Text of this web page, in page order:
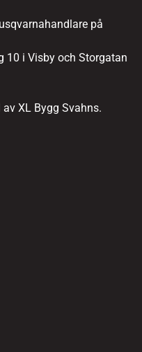
på
10 i Visby och Storgatan
XL Bygg Svahns.